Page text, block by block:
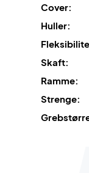
Cover:
Huller:
Skaft:
Ramme:
Strenge: